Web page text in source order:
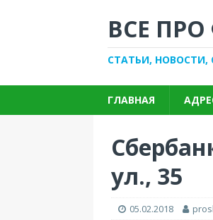
ВСЕ
СТАТЬИ,
ГЛАВНАЯ
ул., 35
05.02.2018